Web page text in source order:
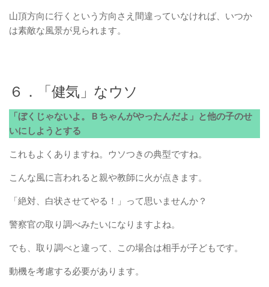
山頂方向に行くという方向さえ間違っていなければ、いつか
は素敵な風景が見られます。
６．「健気」なウソ
「ぼくじゃないよ。Ｂちゃんがやったんだよ」と他の子のせ
いにしようとする
これもよくありますね。ウソつきの典型ですね。
こんな風に言われると親や教師に火が点きます。
「絶対、白状させてやる！」って思いませんか？
警察官の取り調べみたいになりますよね。
でも、取り調べと違って、この場合は相手が子どもです。
動機を考慮する必要があります。